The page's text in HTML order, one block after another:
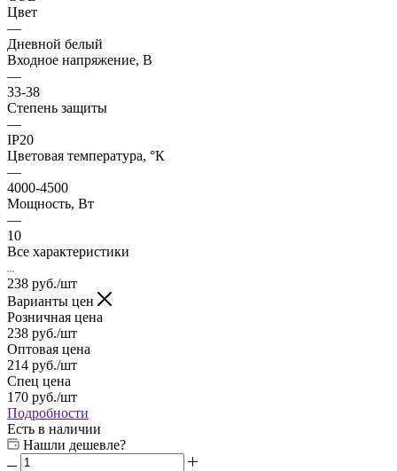
Цвет
—
Дневной белый
Входное напряжение, В
—
33-38
Степень защиты
—
IP20
Цветовая температура, °К
—
4000-4500
Мощность, Вт
—
10
Все характеристики
238 руб./шт
Варианты цен
Розничная цена
238 руб./шт
Оптовая цена
214 руб./шт
Спец цена
170 руб./шт
Подробности
Есть в наличии
Нашли дешевле?